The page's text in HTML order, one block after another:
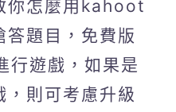
你怎麼用kahoot
答題目，免費版
行遊戲，如果是
，則可考慮升級